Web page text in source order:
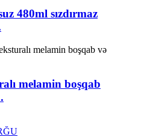
480ml sızdırmaz
melamin boşqab